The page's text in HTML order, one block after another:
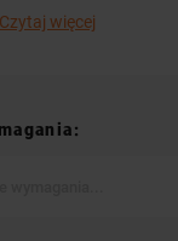
Czytaj więcej